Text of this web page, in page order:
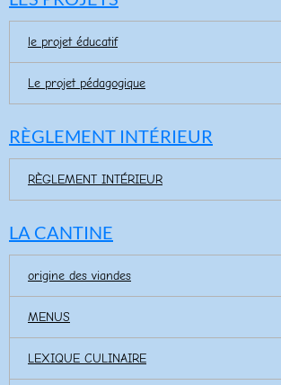
le projet éducatif
Le projet pédagogique
RÈGLEMENT INTÉRIEUR
RÈGLEMENT INTÉRIEUR
LA CANTINE
origine des viandes
MENUS
LEXIQUE CULINAIRE